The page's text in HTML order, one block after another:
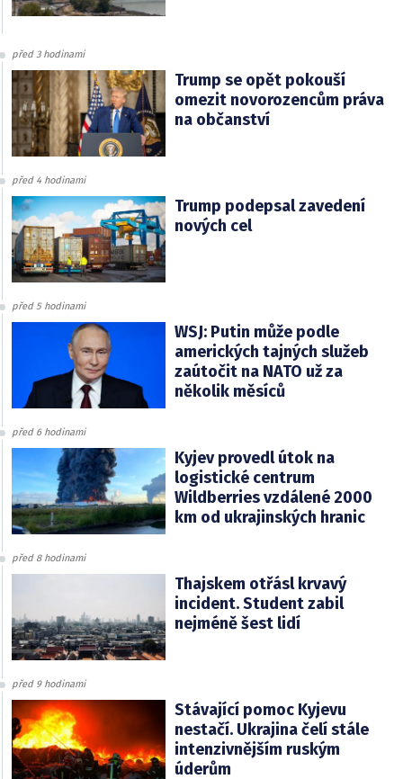
před 3 hodinami
Trump se opět pokouší
omezit novorozencům práva
na občanství
před 4 hodinami
Trump podepsal zavedení
nových cel
před 5 hodinami
WSJ: Putin může podle
amerických tajných služeb
zaútočit na NATO už za
několik měsíců
před 6 hodinami
Kyjev provedl útok na
logistické centrum
Wildberries vzdálené 2000
km od ukrajinských hranic
před 8 hodinami
Thajskem otřásl krvavý
incident. Student zabil
nejméně šest lidí
před 9 hodinami
Stávající pomoc Kyjevu
nestačí. Ukrajina čelí stále
intenzivnějším ruským
úderům